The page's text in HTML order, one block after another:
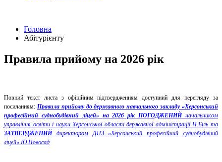
Головна
Абітурієнту
Правила прийому на 2026 рік
Повний текст листа з офіційним підтвердженням доступний для перегляду за
посиланням: Правила прийому до державного навчального закладу «Херсонський
професійний суднобудівний ліцей» на 2026 рікПОГОДЖЕНИЙначальником
управління освіти і науки Херсонської області державної адміністрації Н.Біль та
ЗАТВЕРДЖЕНИЙдиректором ДНЗ «Херсонський професійний суднобудівний
ліцей» Ю.Новосад